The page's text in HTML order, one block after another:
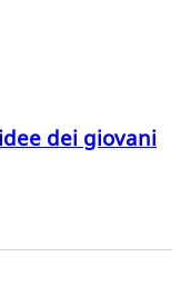
dei giovani